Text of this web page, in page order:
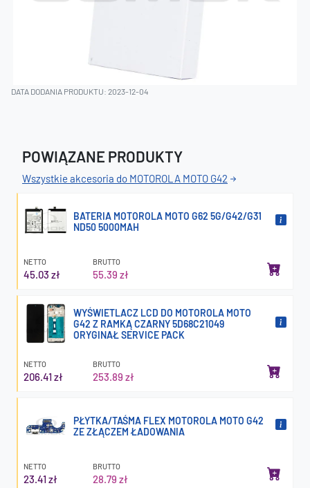
DATA DODANIA PRODUKTU: 2023-12-04
POWIĄZANE PRODUKTY
Wszystkie akcesoria do MOTOROLA MOTO G42
BATERIA MOTOROLA MOTO G62 5G/G42/G31
ND50 5000MAH
NETTO
45.03 zł
BRUTTO
55.39 zł
WYŚWIETLACZ LCD DO MOTOROLA MOTO
G42 Z RAMKĄ CZARNY 5D68C21049
ORYGINAŁ SERVICE PACK
NETTO
206.41 zł
BRUTTO
253.89 zł
PŁYTKA/TAŚMA FLEX MOTOROLA MOTO G42
ZE ZŁĄCZEM ŁADOWANIA
NETTO
23.41 zł
BRUTTO
28.79 zł